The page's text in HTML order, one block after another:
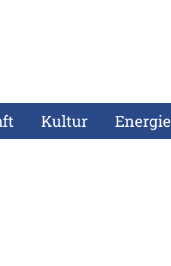
Kultur Energie